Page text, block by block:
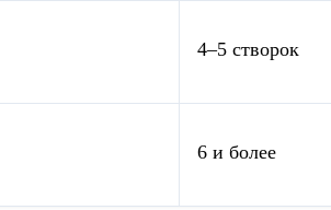
4–5 створок
6 и более